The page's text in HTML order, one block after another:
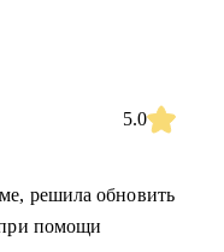
5.0
решила обновить
при помощи